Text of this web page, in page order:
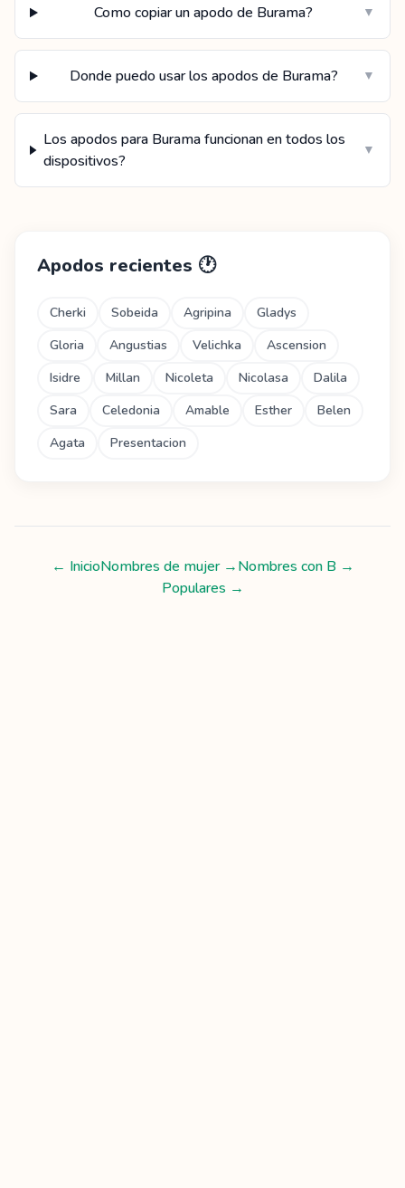
Como copiar un apodo de Burama? ▼
Donde puedo usar los apodos de Burama? ▼
Los apodos para Burama funcionan en todos los
dispositivos?
▼
Apodos recientes 🕐
Cherki Sobeida Agripina
Gladys
Gloria
Angustias Velichka
Ascension
Isidre
Millan Nicoleta Nicolasa
Dalila
Sara
Celedonia Amable Esther
Belen
Agata
Presentacion
← InicioNombres de mujer→Nombres con B →
Populares →